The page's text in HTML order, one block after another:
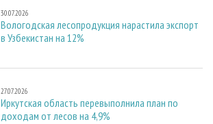
30.07.2026
Вологодская лесопродукция нарастила экспорт
в Узбекистан на 12%
27.07.2026
Иркутская область перевыполнила план по
доходам от лесов на 4,9%